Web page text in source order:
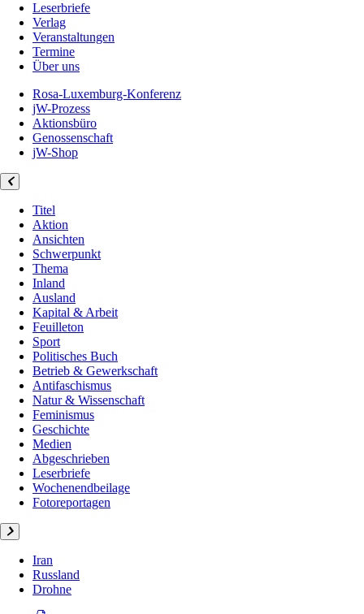
Leserbriefe
Verlag
Veranstaltungen
Termine
Über uns
Rosa-Luxemburg-Konferenz
jW-Prozess
Aktionsbüro
Genossenschaft
jW-Shop
Titel
Aktion
Ansichten
Schwerpunkt
Thema
Inland
Ausland
Kapital & Arbeit
Feuilleton
Sport
Politisches Buch
Betrieb & Gewerkschaft
Antifaschismus
Natur & Wissenschaft
Feminismus
Geschichte
Medien
Abgeschrieben
Leserbriefe
Wochenendbeilage
Fotoreportagen
Iran
Russland
Drohne